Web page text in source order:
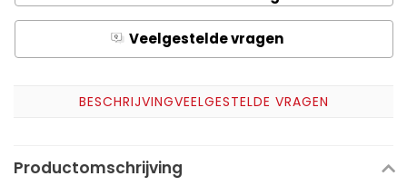
Q Veelgestelde vragen
BESCHRIJVINGVEELGESTELDE VRAGEN
Productomschrijving